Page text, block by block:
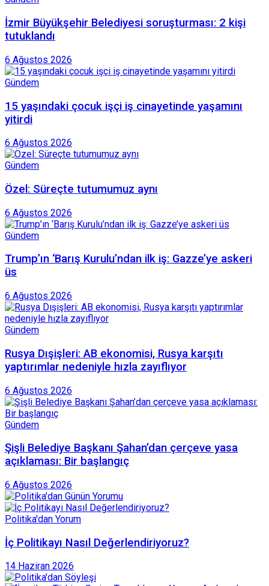
İzmir Büyükşehir Belediyesi soruşturması: 2 kişi
tutuklandı
6 Ağustos 2026
Gündem
15 yaşındaki çocuk işçi iş cinayetinde yaşamını
yitirdi
6 Ağustos 2026
Gündem
Özel: Süreçte tutumumuz aynı
6 Ağustos 2026
Gündem
Trump’ın ‘Barış Kurulu’ndan ilk iş: Gazze’ye askeri
üs
6 Ağustos 2026
Gündem
Rusya Dışişleri: AB ekonomisi, Rusya karşıtı
yaptırımlar nedeniyle hızla zayıflıyor
6 Ağustos 2026
Gündem
Şişli Belediye Başkanı Şahan’dan çerçeve yasa
açıklaması: Bir başlangıç
6 Ağustos 2026
Politika'dan Yorum
İç Politikayı Nasıl Değerlendiriyoruz?
14 Haziran 2026